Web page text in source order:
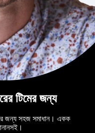
টিমের জন্য
জন্য সহজ সমাধান। একক